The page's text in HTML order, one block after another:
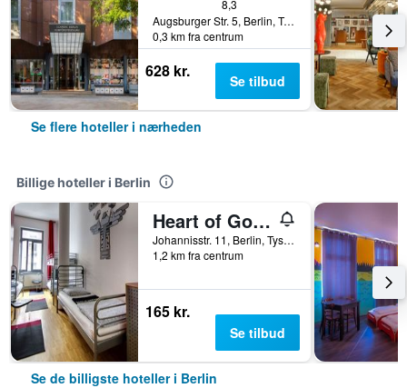
8,3
Augsburger Str. 5, Berlin, Tyskland
0,3 km fra centrum
628 kr. Se tilbud
Se flere hoteller i nærheden
Billige hoteller i Berlin
Heart of Gold Hostel & Capsules Berlin
Johannisstr. 11, Berlin, Tyskland
1,2 km fra centrum
165 kr.
Se tilbud
Se de billigste hoteller i Berlin